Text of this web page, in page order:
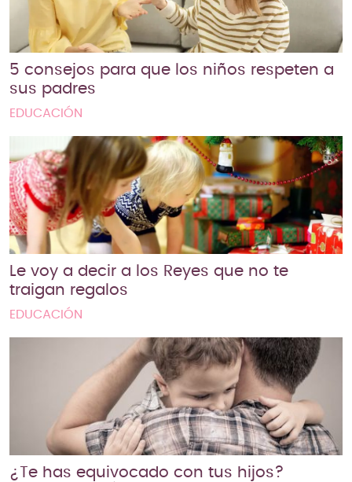
5 consejos para que los niños respeten a
sus padres
EDUCACIÓN
Le voy a decir a los Reyes que no te
traigan regalos
EDUCACIÓN
¿Te has equivocado con tus hijos?